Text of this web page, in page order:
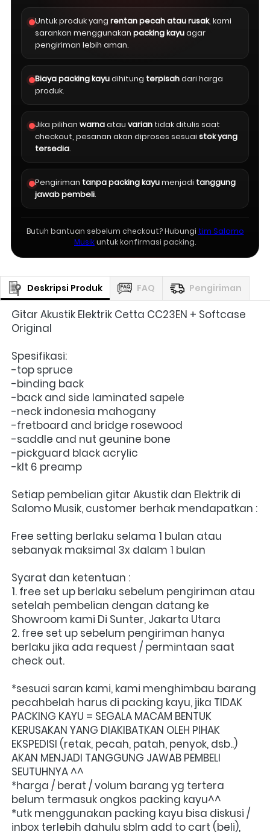
Untuk produk yang rentan pecah atau rusak, kami
sarankan menggunakan packing kayuagar
pengiriman lebih aman.
Biaya packing kayudihitung terpisahdari harga
produk.
Jika pilihan warnaatau varian tidak ditulis saat
checkout, pesanan akan diproses sesuai stok yang
tersedia.
Pengiriman tanpa packing kayumenjadi tanggung
jawab pembeli.
Butuh bantuan sebelum checkout? Hubungi tim Salomo
Musikuntuk konfirmasi packing.
Deskripsi Produk FAQ Pengiriman
Gitar Akustik Elektrik Cetta CC23EN + Softcase
Original
Spesifikasi:
-top spruce
-binding back
-back and side laminated sapele
-neck indonesia mahogany
-fretboard and bridge rosewood
-saddle and nut geunine bone
-pickguard black acrylic
-klt 6 preamp
Setiap pembelian gitar Akustik dan Elektrik di
Free setting berlaku selama 1 bulan atau
sebanyak maksimal 3x dalam 1 bulan
Syarat dan ketentuan :
1. free set up berlaku sebelum pengiriman atau
setelah pembelian dengan datang ke
Showroom kami Di Sunter, Jakarta Utara
2. free set up sebelum pengiriman hanya
berlaku jika ada request / permintaan saat
check out.
*sesuai saran kami, kami menghimbau barang
pecahbelah harus di packing kayu, jika TIDAK
PACKING KAYU = SEGALA MACAM BENTUK
KERUSAKAN YANG DIAKIBATKAN OLEH PIHAK
EKSPEDISI (retak, pecah, patah, penyok, dsb..)
AKAN MENJADI TANGGUNG JAWAB PEMBELI
SEUTUHNYA ^^
*harga / berat / volum barang yg tertera
belum termasuk ongkos packing kayu^^
*utk menggunakan packing kayu bisa diskusi /
inbox terlebih dahulu sblm add to cart (beli),